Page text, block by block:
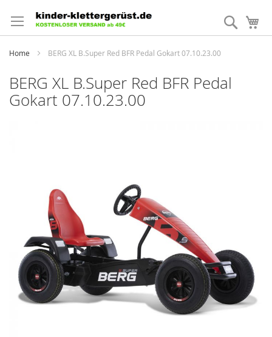
zum
Inhalt
Suche
Home BERG XL B.Super Red BFR Pedal Gokart 07.10.23.00
BERG XL B.Super Red BFR Pedal
Gokart 07.10.23.00